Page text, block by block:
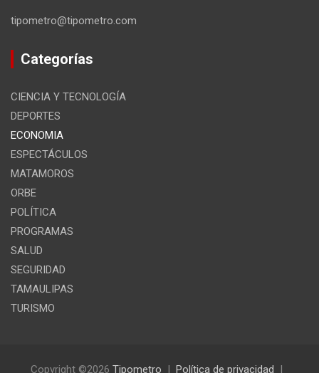
tipometro@tipometro.com
Categorías
CIENCIA Y TECNOLOGÍA
DEPORTES
ECONOMIA
ESPECTÁCULOS
MATAMOROS
ORBE
POLÍTICA
PROGRAMAS
SALUD
SEGURIDAD
TAMAULIPAS
TURISMO
Copyright ©2026 Tipometro Política de privacidad